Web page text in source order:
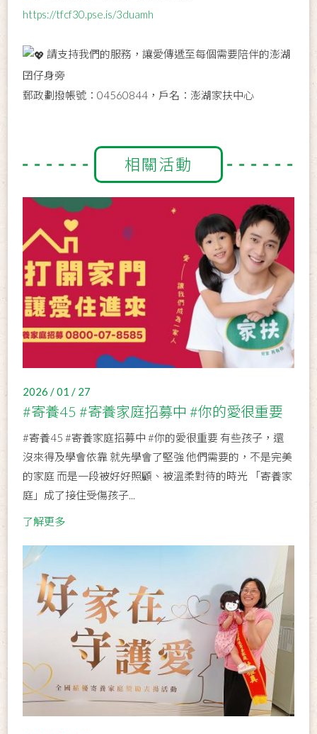
https://tfcf30.pse.is/3duamh
請支持我們的服務，讓愛傳遞至每個需要陪伴的澎湖
囝仔身旁
郵政劃撥帳號：04560844，戶名：澎湖家扶中心
相關活動
2026 / 01 / 27
#寄養45 #寄養家庭招募中 #你的愛很重要
#寄養45 #寄養家庭招募中 #你的愛很重要 有些孩子，還
沒來得及學會依靠 就先學會了堅強 他們需要的，不是完美
的家庭 而是一段被好好照顧、被溫柔對待的時光 「寄養家
庭」成了接住受傷孩子...
了解更多